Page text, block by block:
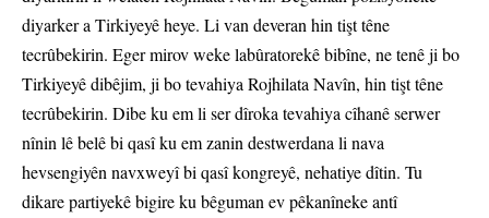
diyarker a Tirkiyeyê heye. Li van deveran hin tişt têne
tecrûbekirin. Eger mirov weke labûratorekê bibîne, ne tenê ji bo
Tirkiyeyê dibêjim, ji bo tevahiya Rojhilata Navîn, hin tişt têne
tecrûbekirin. Dibe ku em li ser dîroka tevahiya cîhanê serwer
nînin lê belê bi qasî ku em zanin destwerdana li nava
hevsengiyên navxweyî bi qasî kongreyê, nehatiye dîtin. Tu
dikare partiyekê bigire ku bêguman ev pêkanîneke antî